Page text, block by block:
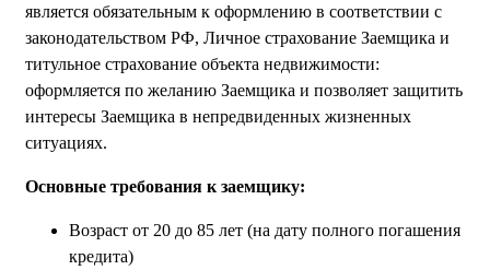
является обязательным к оформлению в соответствии с
законодательством РФ, Личное страхование Заемщика и
титульное страхование объекта недвижимости:
оформляется по желанию Заемщика и позволяет защитить
интересы Заемщика в непредвиденных жизненных
ситуациях.
Основные требования к заемщику:
Возраст от 20 до 85 лет (на дату полного погашения
кредита)